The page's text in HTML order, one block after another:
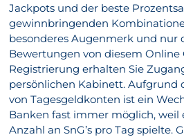
Jackpots und der beste
gewinnbringenden
besonderes Augenmerk und nur
Bewertungen von diesem Online
Registrierung erhalten Sie
persönlichen Kabinett. Aufgrund
von Tagesgeldkonten ist ein
Banken fast immer möglich, weil
Anzahl an SnG’s pro Tag spielte.